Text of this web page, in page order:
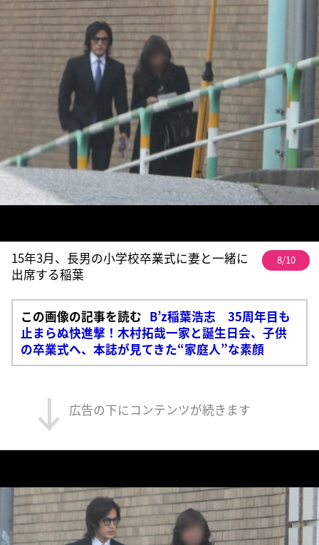
15年3月、長男の小学校卒業式に妻と一緒に
出席する稲葉
8/10
この画像の記事を読む B’z稲葉浩志 35周年目も
止まらぬ快進撃！木村拓哉一家と誕生日会、子供
の卒業式へ、本誌が見てきた“家庭人”な素顔
広告の下にコンテンツが続きます